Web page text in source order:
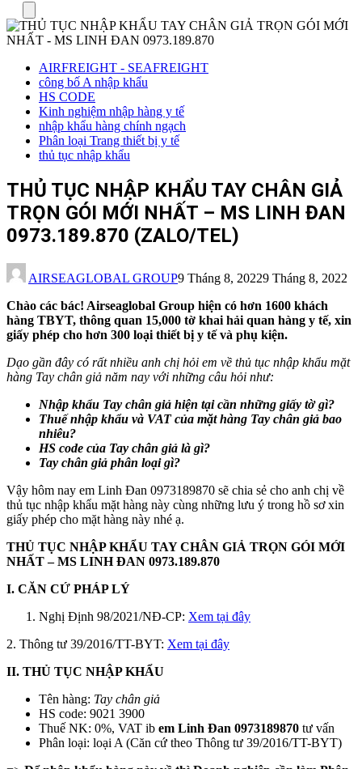
AIRFREIGHT - SEAFREIGHT
công bố A nhập khẩu
HS CODE
Kinh nghiệm nhập hàng y tế
nhập khẩu hàng chính ngạch
Phân loại Trang thiết bị y tế
thủ tục nhập khẩu
THỦ TỤC NHẬP KHẨU TAY CHÂN GIẢ
TRỌN GÓI MỚI NHẤT – MS LINH ĐAN
0973.189.870 (ZALO/TEL)
AIRSEAGLOBAL GROUP9 Tháng 8, 20229 Tháng 8, 2022
Chào các bác! Airseaglobal Group hiện có hơn 1600 khách
hàng TBYT, thông quan 15,000 tờ khai hải quan hàng y tế, xin
giấy phép cho hơn 300 loại thiết bị y tế và phụ kiện.
Dạo gần đây có rất nhiều anh chị hỏi em về thủ tục nhập khẩu mặt
hàng Tay chân giả năm nay với những câu hỏi như:
Nhập khẩu Tay chân giả hiện tại cần những giấy tờ gì?
Thuế nhập khẩu và VAT của mặt hàng Tay chân giả bao
nhiêu?
HS code của Tay chân giả là gì?
Tay chân giả phân loại gì?
Vậy hôm nay em Linh Đan 0973189870 sẽ chia sẻ cho anh chị về
thủ tục nhập khẩu mặt hàng này cùng những lưu ý trong hồ sơ xin
giấy phép cho mặt hàng này nhé ạ.
THỦ TỤC NHẬP KHẨU TAY CHÂN GIẢ TRỌN GÓI MỚI
NHẤT – MS LINH ĐAN 0973.189.870
I. CĂN CỨ PHÁP LÝ
Nghị Định 98/2021/NĐ-CP: Xem tại đây
2. Thông tư 39/2016/TT-BYT: Xem tại đây
II. THỦ TỤC NHẬP KHẨU
Tên hàng: Tay chân giả
HS code: 9021 3900
Thuế NK: 0%, VAT ib em Linh Đan 0973189870 tư vấn
Phân loại: loại A (Căn cứ theo Thông tư 39/2016/TT-BYT)